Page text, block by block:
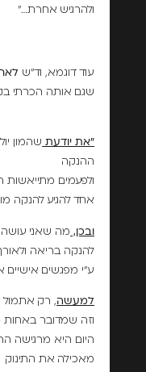
ולהרגיש אחרת…"
עוד דוגמא, וד"ש
שגם אותה הכרתי
"את יודעת שהמון
ההנקה
ולפעמים
אחד להגיע להנקה
ובכן, מה שאני עושה
להנקה בריאה
ע"י מפגשים אישיים
למעשה, רק אתמול
וזה שמדובר באחות
היום היא מרגישה
מאכילה את התינוק